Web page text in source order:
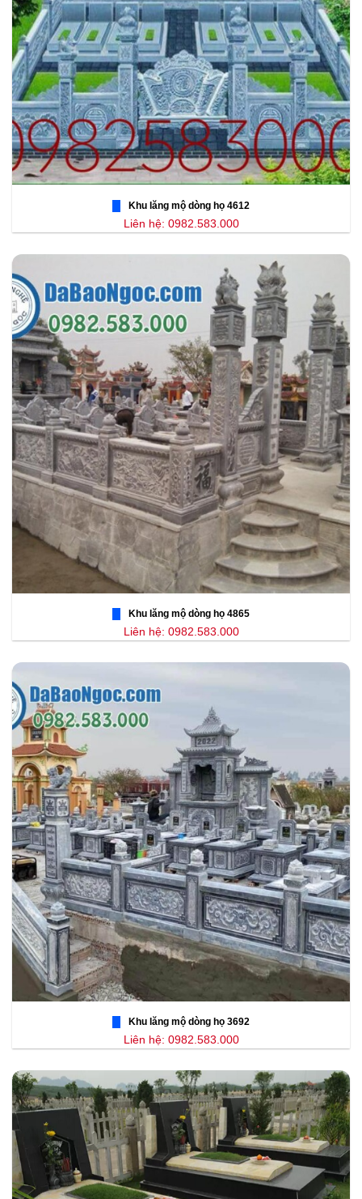
Khu lăng mộ dòng họ 4612
Liên hệ: 0982.583.000
Khu lăng mộ dòng họ 4865
Liên hệ: 0982.583.000
Khu lăng mộ dòng họ 3692
Liên hệ: 0982.583.000